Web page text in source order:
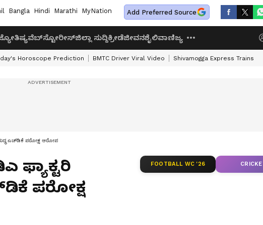
Bangla Hindi Marathi MyNation Add Preferred Source
ವೆಬ್‌ಸ್ಟೋರೀಸ್ಜಿಲ್ಲಾ ಸುದ್ದಿಕ್ರೀಡೆಜೀವನಶೈಲಿವಾಣಿಜ್ಯ
Horoscope Prediction BMTC Driver Viral Video Shivamogga Express Trains
ಎಚ್‌ಡಿಕೆ ಪರೋಕ್ಷ ಆರೋಪ
ಫ್ಯಾಕ್ಟರಿ
ಪರೋಕ್ಷ
FOOTBALL WC '26